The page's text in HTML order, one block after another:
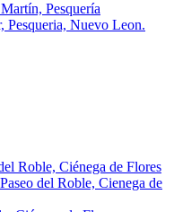
Pesquería
Pesqueria, Nuevo Leon.